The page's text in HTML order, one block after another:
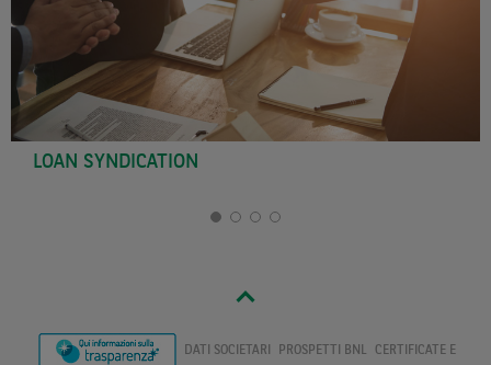
LOAN SYNDICATION
DATI SOCIETARI PROSPETTI BNL CERTIFICATE E